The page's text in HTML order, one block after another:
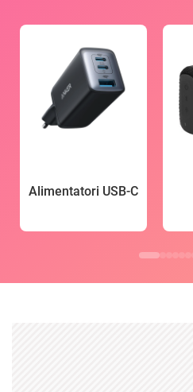
Alimentatori USB-C